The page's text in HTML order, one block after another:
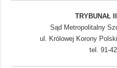
TRYBUNAŁ
Sąd Metropolitalny
ul. Królowej Korony
tel. 91-